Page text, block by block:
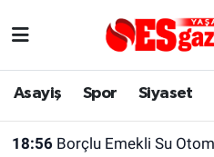
Asayiş Spor Siyaset
18:56 Borçlu Emekli Su
Asayiş
Yaşam
Eskişehir Nöbetçi